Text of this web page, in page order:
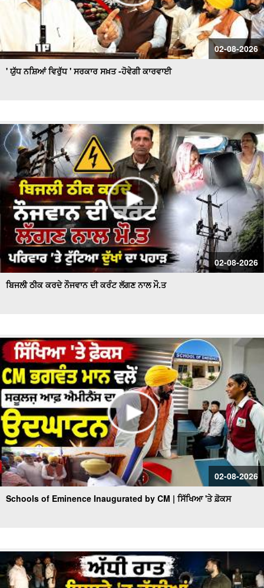
02-08-2026
' ਯੁੱਧ ਨਸ਼ਿਆਂ ਵਿਰੁੱਧ ' ਸਰਕਾਰ ਸਖ਼ਤ -ਹੋਵੇਗੀ ਕਾਰਵਾਈ
02-08-2026
ਬਿਜਲੀ ਠੀਕ ਕਰਦੇ ਨੌਜਵਾਨ ਦੀ ਕਰੰਟ ਲੱਗਣ ਨਾਲ ਮੌ.ਤ
02-08-2026
Schools of Eminence Inaugurated by CM | ਸਿੱਖਿਆ 'ਤੇ ਫ਼ੋਕਸ